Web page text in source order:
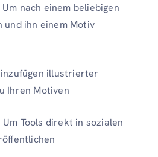
nach einem beliebigen
und ihn einem Motiv
illustrierter
Ihren Motiven
Tools direkt in sozialen